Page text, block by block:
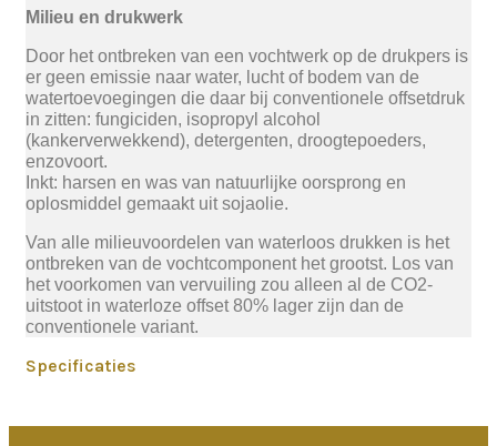
Milieu en drukwerk
Door het ontbreken van een vochtwerk op de drukpers is
er geen emissie naar water, lucht of bodem van de
watertoevoegingen die daar bij conventionele offsetdruk
in zitten: fungiciden, isopropyl alcohol
(kankerverwekkend), detergenten, droogtepoeders,
enzovoort.
Inkt: harsen en was van natuurlijke oorsprong en
oplosmiddel gemaakt uit sojaolie.
Van alle milieuvoordelen van waterloos drukken is het
ontbreken van de vochtcomponent het grootst. Los van
het voorkomen van vervuiling zou alleen al de CO2-
uitstoot in waterloze offset 80% lager zijn dan de
conventionele variant.
Specificaties